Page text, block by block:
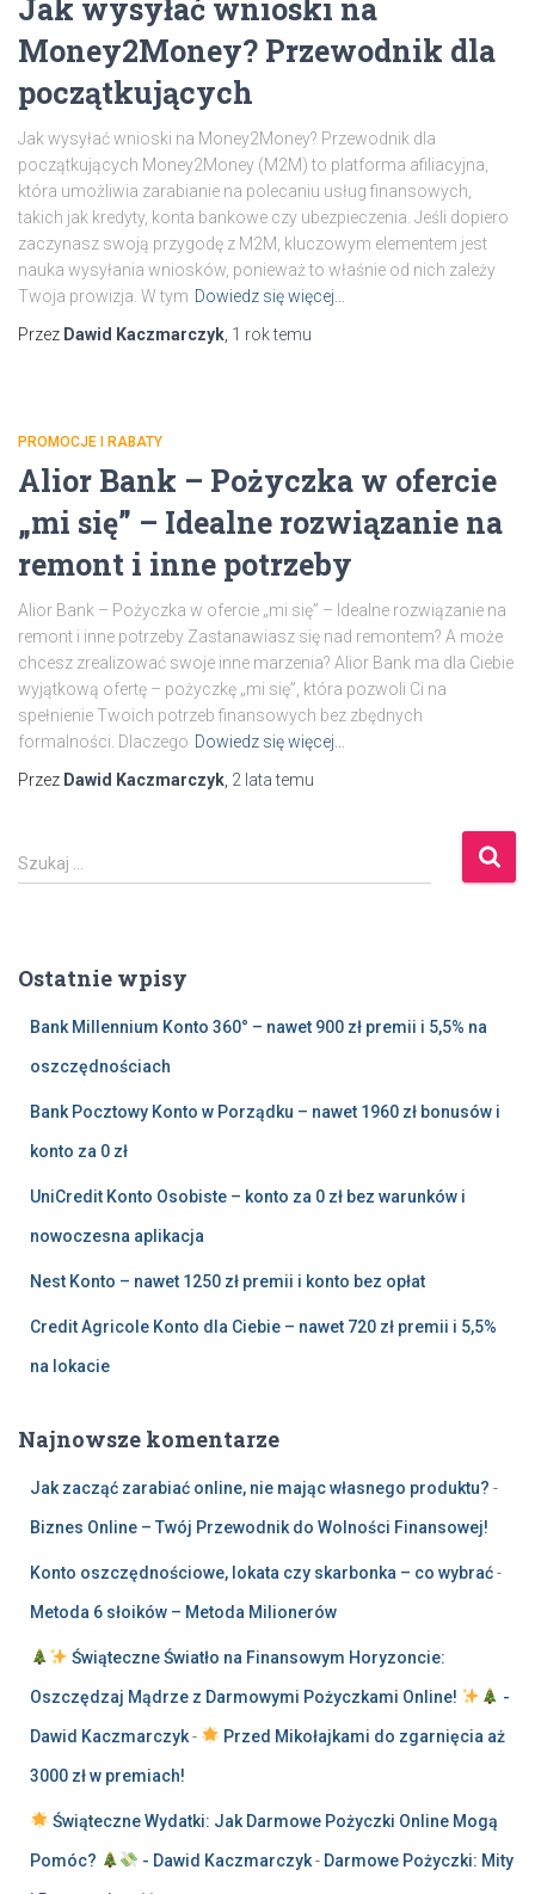
Jak wysyłać wnioski na
Money2Money? Przewodnik dla
początkujących
Jak wysyłać wnioski na Money2Money? Przewodnik dla
początkujących Money2Money (M2M) to platforma afiliacyjna,
która umożliwia zarabianie na polecaniu usług finansowych,
takich jak kredyty, konta bankowe czy ubezpieczenia. Jeśli dopiero
zaczynasz swoją przygodę z M2M, kluczowym elementem jest
nauka wysyłania wniosków, ponieważ to właśnie od nich zależy
Twoja prowizja. W tym Dowiedz się więcej…
Przez Dawid Kaczmarczyk 1 roktemu
PROMOCJE I RABATY
Alior Bank – Pożyczka w ofercie
„mi się” – Idealne rozwiązanie na
remont i inne potrzeby
Alior Bank – Pożyczka w ofercie „mi się” – Idealne rozwiązanie na
remont i inne potrzeby Zastanawiasz się nad remontem? A może
chcesz zrealizować swoje inne marzenia? Alior Bank ma dla Ciebie
wyjątkową ofertę – pożyczkę „mi się”, która pozwoli Ci na
spełnienie Twoich potrzeb finansowych bez zbędnych
formalności. Dlaczego Dowiedz się więcej…
Przez Dawid Kaczmarczyk 2 latatemu
S
z
j
Szukaj …
Ostatnie wpisy
Bank Millennium Konto 360° – nawet 900 zł premii i 5,5% na
oszczędnościach
Bank Pocztowy Konto w Porządku – nawet 1960 zł bonusów i
konto za 0 zł
UniCredit Konto Osobiste – konto za 0 zł bez warunków i
nowoczesna aplikacja
Nest Konto – nawet 1250 zł premii i konto bez opłat
Credit Agricole Konto dla Ciebie – nawet 720 zł premii i 5,5%
na lokacie
Najnowsze komentarze
Jak zacząć zarabiać online, nie mając własnego produktu? -
Biznes Online – Twój Przewodnik do Wolności Finansowej!
Konto oszczędnościowe, lokata czy skarbonka – co wybrać-
Metoda 6 słoików – Metoda Milionerów
Świąteczne Światło na Finansowym Horyzoncie:
Oszczędzaj Mądrze z Darmowymi Pożyczkami Online! -
Dawid Kaczmarczyk- Przed Mikołajkami do zgarnięcia aż
3000 zł w premiach!
Świąteczne Wydatki: Jak Darmowe Pożyczki Online Mogą
Pomóc? - Dawid Kaczmarczyk- Darmowe Pożyczki: Mity